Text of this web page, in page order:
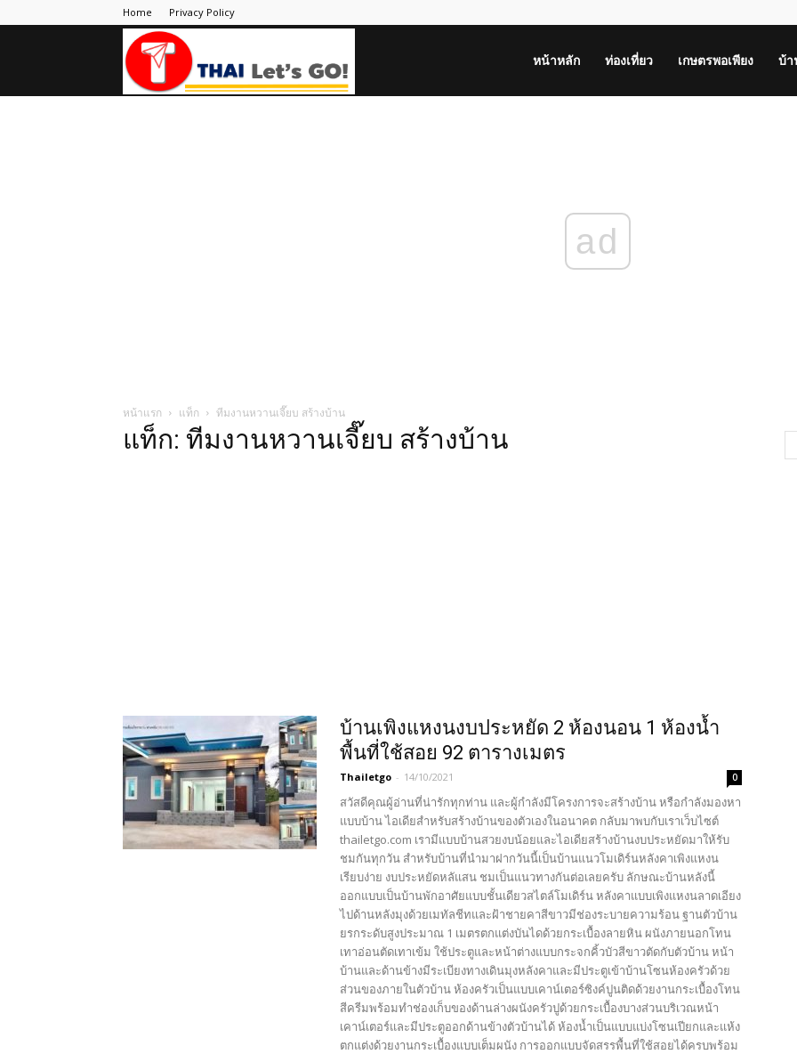
Home Privacy Policy
หน้าหลัก ท่องเที่ยว เกษตรพอเพียง บ้
ad
หน้าแรก แท็ก ทีมงานหวานเจี๊ยบ สร้างบ้าน
แท็ก: ทีมงานหวานเจี๊ยบ สร้างบ้าน
บ้านเพิงแหงนงบประหยัด 2 ห้องนอน 1 ห้องน้ำ
พื้นที่ใช้สอย 92 ตารางเมตร
Thailetgo - 14/10/2021 0
สวัสดีคุณผู้อ่านที่น่ารักทุกท่าน และผู้กำลังมีโครงการจะสร้างบ้าน หรือกำลังมองหา
แบบบ้าน ไอเดียสำหรับสร้างบ้านของตัวเองในอนาคต กลับมาพบกับเราเว็บไซต์
thailetgo.com เรามีแบบบ้านสวยงบน้อยและไอเดียสร้างบ้านงบประหยัดมาให้รับ
ชมกันทุกวัน สำหรับบ้านที่นำมาฝากวันนี้เป็นบ้านแนวโมเดิร์นหลังคาเพิงแหงน
เรียบง่าย งบประหยัดหลัแสน ชมเป็นแนวทางกันต่อเลยครับ ลักษณะบ้านหลังนี้
ออกแบบเป็นบ้านพักอาศัยแบบชั้นเดียวสไตล์โมเดิร์น หลังคาแบบเพิงแหงนลาดเอียง
ไปด้านหลังมุงด้วยเมทัลชีทและฝ้าชายคาสีขาวมีช่องระบายความร้อน ฐานตัวบ้าน
ยรกระดับสูงประมาณ 1 เมตรตกแต่งบันไดด้วยกระเบื้องลายหิน ผนังภายนอกโทน
เทาอ่อนตัดเทาเข้ม ใช้ประตูและหน้าต่างแบบกระจกคิ้วบัวสีขาวตัดกับตัวบ้าน หน้า
บ้านและด้านข้างมีระเบียงทางเดินมุงหลังคาและมีประตูเข้าบ้านโซนห้องครัวด้วย
ส่วนของภายในตัวบ้าน ห้องครัวเป็นแบบเคาน์เตอร์ซิงค์ปูนติดด้วยงานกระเบื้องโทน
สีครีมพร้อมทำช่องเก็บของด้านล่างผนังครัวปูด้วยกระเบื้องบางส่วนบริเวณหน้า
เคาน์เตอร์และมีประตูออกด้านข้างตัวบ้านได้ ห้องน้ำเป็นแบบแบ่งโซนเปียกและแห้ง
ตกแต่งด้วยงานกระเบื้องแบบเต็มผนัง การออกแบบจัดสรรพื้นที่ใช้สอยได้ครบพร้อม